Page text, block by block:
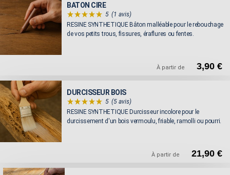
BATON CIRE
5 (1 avis)
RESINE SYNTHETIQUE Bâton malléable pour le rebouchage
de vos petits trous, fissures, éraflures ou fentes.
À partir de 3,90 €
DURCISSEUR BOIS
5 (5 avis)
RESINE SYNTHETIQUE Durcisseur incolore pour le
durcissement d'un bois vermoulu, friable, ramolli ou pourri.
À partir de 21,90 €